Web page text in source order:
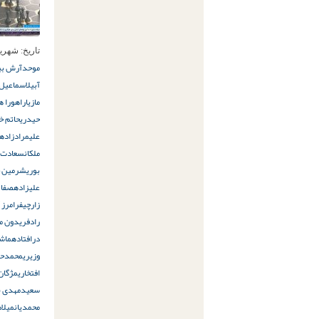
تاریخ: شهریور
موحدآرش
آبیل
مازیاراهورا
حیدریحاتم
علیمرادزاده
ملکانسعادت
بوریشرمین
علیزادهصفا
زارچی
رادفریدون
درافتاده
وزیری
افتخاری
سعیدمهدی
محمدیان